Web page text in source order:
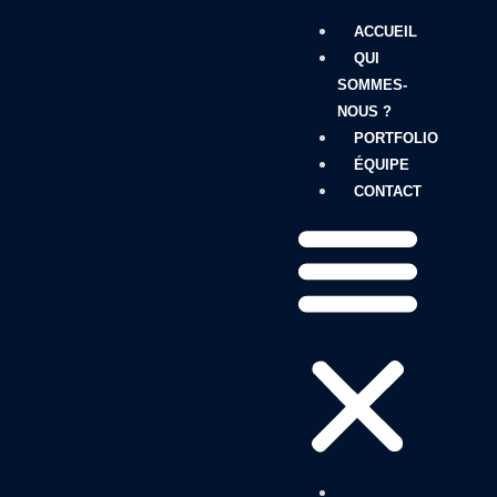
ACCUEIL
QUI
SOMMES-
NOUS ?
PORTFOLIO
ÉQUIPE
CONTACT